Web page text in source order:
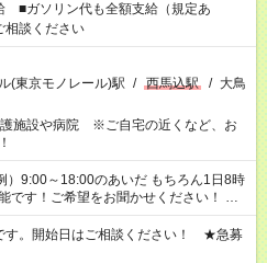
■ガソリン代も全額支給（規定あ
談ください
(東京モノレール)駅 / 西馬込駅 / 大鳥
護施設や病院 ※ご自宅の近くなど、お
）9:00～18:00のあいだ もちろん1日8時
です！ご希望をお聞かせください！ ★
要な場合も遠慮なくご相談ください。
務が必要です
す。開始日はご相談ください！ ★急募